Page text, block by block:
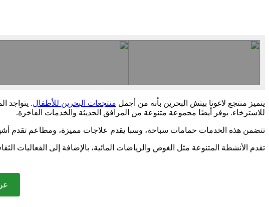
يتميز منتجع لاغونا بيتش البحرين بأنه من أجمل منتجعات البحرين للأطفال. يتواجد
للاسترخاء. يوفر أيضًا مجموعة متنوعة من المرافق الحديثة والخدمات الفاخرة.
تتضمن هذه الخدمات حمامات سباحة، وسبا يقدم علاجات مميزة، ومطاعم تقدم
تقدم الأنشطة المتنوعة مثل الغوص والرياضات المائية، بالإضافة إلى الفعاليات